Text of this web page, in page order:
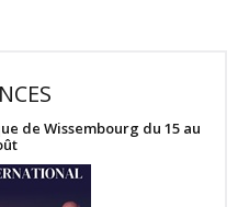
de Wissembourg du 15 au